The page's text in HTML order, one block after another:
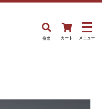
検索 カート メニュー